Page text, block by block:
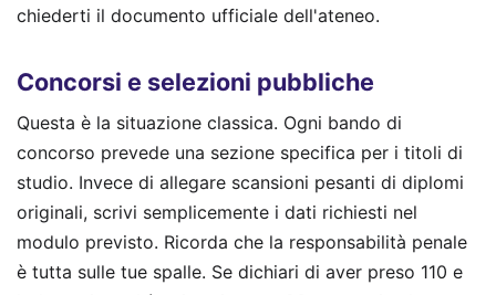
chiederti il documento ufficiale dell'ateneo.
Concorsi e selezioni pubbliche
Questa è la situazione classica. Ogni bando di
concorso prevede una sezione specifica per i titoli di
studio. Invece di allegare scansioni pesanti di diplomi
originali, scrivi semplicemente i dati richiesti nel
modulo previsto. Ricorda che la responsabilità penale
è tutta sulle tue spalle. Se dichiari di aver preso 110 e